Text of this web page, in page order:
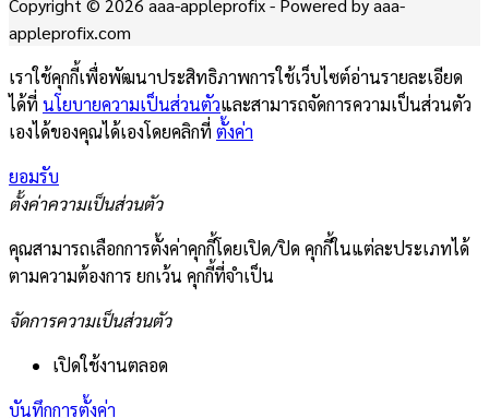
Copyright © 2026 aaa-appleprofix - Powered by aaa-
appleprofix.com
เราใช้คุกกี้เพื่อพัฒนาประสิทธิภาพการใช้เว็บไซต์อ่านรายละเอียด
ได้ที่ นโยบายความเป็นส่วนตัวและสามารถจัดการความเป็นส่วนตัว
เองได้ของคุณได้เองโดยคลิกที่ ตั้งค่า
ยอมรับ
ตั้งค่าความเป็นส่วนตัว
คุณสามารถเลือกการตั้งค่าคุกกี้โดยเปิด/ปิด คุกกี้ในแต่ละประเภทได้
ตามความต้องการ ยกเว้น คุกกี้ที่จำเป็น
จัดการความเป็นส่วนตัว
เปิดใช้งานตลอด
บันทึกการตั้งค่า